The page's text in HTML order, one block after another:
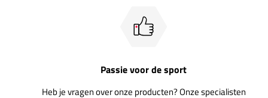
Passie voor de sport
Heb je vragen over onze producten? Onze specialisten